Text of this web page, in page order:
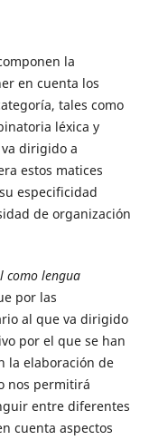
la
en cuenta los
tales como
léxica y
dirigido a
estos matices
especificidad
de organización
como lengua
por las
al que va dirigido
por el que se han
la elaboración de
nos permitirá
entre diferentes
cuenta aspectos